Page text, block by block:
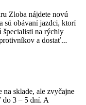
Zloba nájdete novú
sú obávaní jazdci, ktorí
špecialisti na rýchly
a dostať...
na sklade, ale zvyčajne
do 3 – 5 dní. A